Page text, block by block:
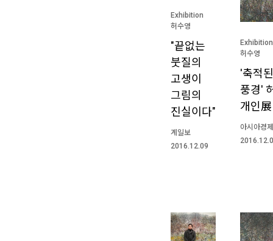
Exhibition
허수영
"끝없는
붓질의
고생이
그림의
진실이다"
계일보
2016.12.09
Exhibition
허수영
'축적
풍경'
개인展
아시아경제